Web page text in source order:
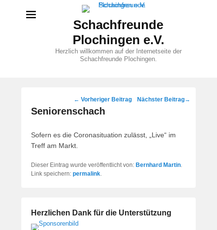
Schachfreunde
Plochingen e.V.
Herzlich willkommen auf der Internetseite der
Schachfreunde Plochingen.
Beitragsnavigation
← Vorheriger Beitrag Nächster Beitrag→
Seniorenschach
Sofern es die Coronasituation zulässt, „Live“ im
Treff am Markt.
Dieser Eintrag wurde veröffentlicht von: Bernhard Martin.
Link speichern: permalink.
Herzlichen Dank für die Unterstützung